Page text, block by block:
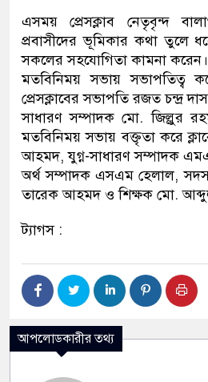
এসময় প্রেসক্লাব নেতৃবৃন্দ
প্রবাসীদের ভূমিকার কথা তুলে
সকলের সহযোগিতা কামনা করেন।
মতবিনিময় সভায় সভাপতিত্ব
প্রেসক্লাবের সভাপতি রজত চন্দ্র
সাধারণ সম্পাদক মো. জিল্লুর
মতবিনিময় সভায় বক্তৃতা করে
আহমদ, যুগ্ন-সাধারণ সম্পাদক
অর্থ সম্পাদক এসএম হেলাল,
তারেক আহমদ ও শিক্ষক মো.
ট্যাগস :
আপলোডকারীর তথ্য